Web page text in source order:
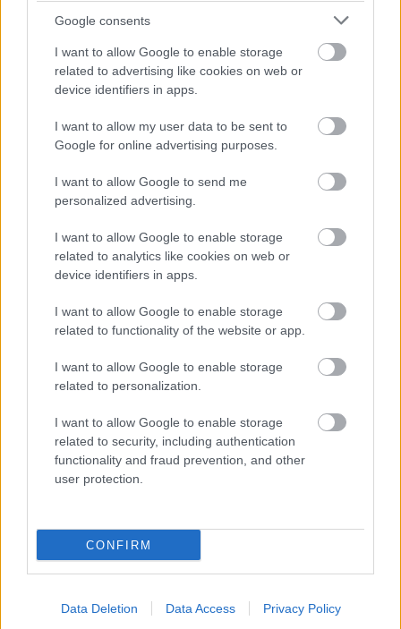
Google consents
I want to allow Google to enable storage
related to advertising like cookies on web or
device identifiers in apps.
I want to allow my user data to be sent to
Google for online advertising purposes.
I want to allow Google to send me
personalized advertising.
I want to allow Google to enable storage
related to analytics like cookies on web or
device identifiers in apps.
I want to allow Google to enable storage
related to functionality of the website or app.
I want to allow Google to enable storage
related to personalization.
I want to allow Google to enable storage
related to security, including authentication
functionality and fraud prevention, and other
user protection.
CONFIRM
Data Deletion Data Access Privacy Policy
játékost az előző szezon
meglepetéscsapata
A Csakfoci értesülése szerint fiatal játékos igazolhat
Győrbe.
Elolvasom
Itt állíthatod be, hogy a Csakfoci az elsők
között legyen a Google-találatokban
Tetszett a cikk? Megosztanád?
Link másolása Email küldés
#FERENCZI JÁNOS
#ELDAR CIVIC
#JONATHAN LEVI
#ÖTVÖS BENCE
#BOJAN SANKOVIC
#NAGY BARNABÁS
#JAKUB PLSEK
Autópiac
Ford Capri